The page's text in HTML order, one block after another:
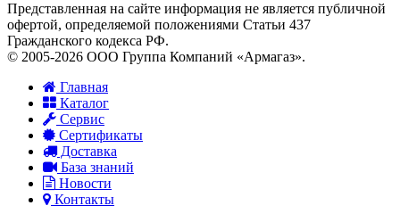
Представленная на сайте информация не является публичной
офертой, определяемой положениями Статьи 437
Гражданского кодекса РФ.
© 2005-2026 ООО Группа Компаний «Армагаз».
Главная
Каталог
Сервис
Сертификаты
Доставка
База знаний
Новости
Контакты